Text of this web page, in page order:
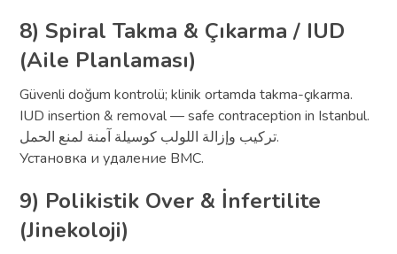
8) Spiral Takma & Çıkarma / IUD
(Aile Planlaması)
Güvenli doğum kontrolü; klinik ortamda takma-çıkarma.
IUD insertion & removal — safe contraception in Istanbul.
تركيب وإزالة اللولب كوسيلة آمنة لمنع الحمل.
Установка и удаление ВМС.
9) Polikistik Over & İnfertilite
(Jinekoloji)